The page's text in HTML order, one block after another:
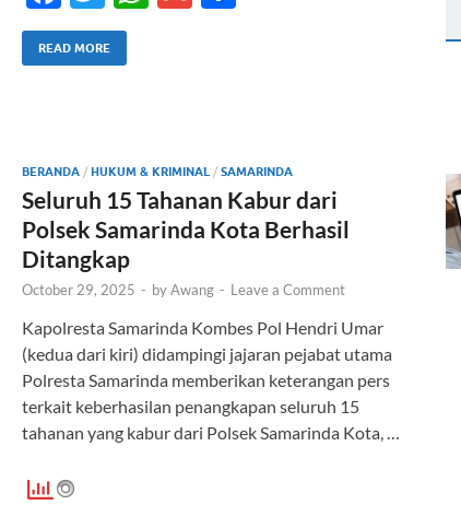
ac
e
o
k
w
itt
p
p
READ MORE
BERANDA / HUKUM & KRIMINAL / SAMARINDA
Seluruh 15 Tahanan Kabur dari
Polsek Samarinda Kota Berhasil
Ditangkap
October 29, 2025 - byAwang - Leave a Comment
Kapolresta Samarinda Kombes Pol Hendri Umar
(kedua dari kiri) didampingi jajaran pejabat utama
Polresta Samarinda memberikan keterangan pers
terkait keberhasilan penangkapan seluruh 15
tahanan yang kabur dari Polsek Samarinda Kota, …